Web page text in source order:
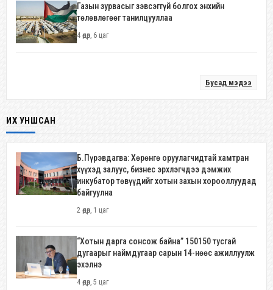
Газын зурвасыг зэвсэггүй болгох энхийн
төлөвлөгөөг танилцууллаа
4 өдөр, 6 цаг
Бусад мэдээ
ИХ УНШСАН
Б.Пүрэвдагва: Хөрөнгө оруулагчидтай хамтран
хүүхэд залуус, бизнес эрхлэгчдээ дэмжих
инкубатор төвүүдийг хотын захын хорооллуудад
байгуулна
2 өдөр, 1 цаг
“Хотын дарга сонсож байна” 150150 тусгай
дугаарыг наймдугаар сарын 14-нөөс ажиллуулж
эхэлнэ
4 өдөр, 5 цаг